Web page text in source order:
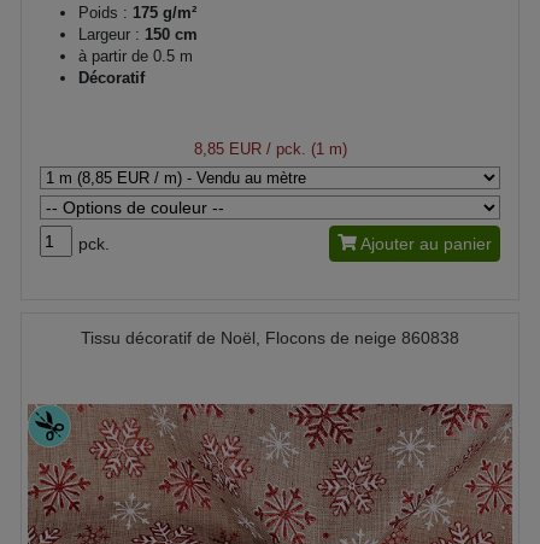
Poids : 175 g/m²
Largeur : 150 cm
à partir de 0.5 m
Décoratif
8,85 EUR/ pck. (1 m)
pck. Ajouter au panier
Tissu décoratif de Noël, Flocons de neige 860838